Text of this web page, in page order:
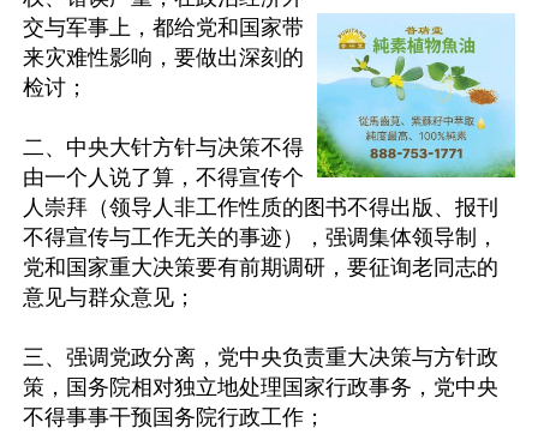
交与军事上，都给党和国家带
来灾难性影响，要做出深刻的
检讨；
二、中央大针方针与决策不得
由一个人说了算，不得宣传个
人崇拜（领导人非工作性质的图书不得出版、报刊
不得宣传与工作无关的事迹），强调集体领导制，
党和国家重大决策要有前期调研，要征询老同志的
意见与群众意见；
三、强调党政分离，党中央负责重大决策与方针政
策，国务院相对独立地处理国家行政事务，党中央
不得事事干预国务院行政工作；